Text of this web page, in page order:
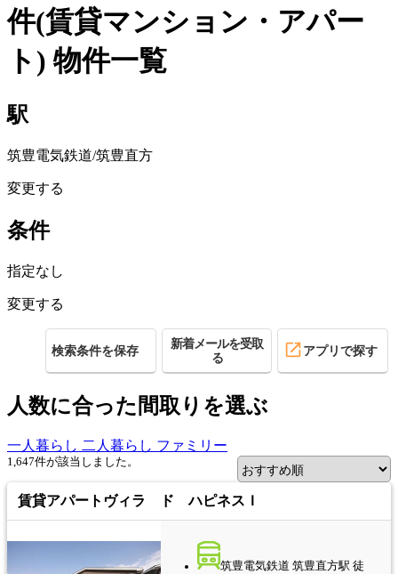
件(賃貸マンション・アパー
ト) 物件一覧
駅
筑豊電気鉄道/筑豊直方
変更する
条件
指定なし
変更する
検索条件を保存
新着メールを受取
る
アプリで探す
人数に合った間取りを選ぶ
一人暮らし 二人暮らし ファミリー
1,647件が該当しました。
賃貸アパート ヴィラ ド ハピネスＩ
筑豊電気鉄道 筑豊直方駅 徒